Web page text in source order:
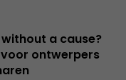
a cause?
ontwerpers